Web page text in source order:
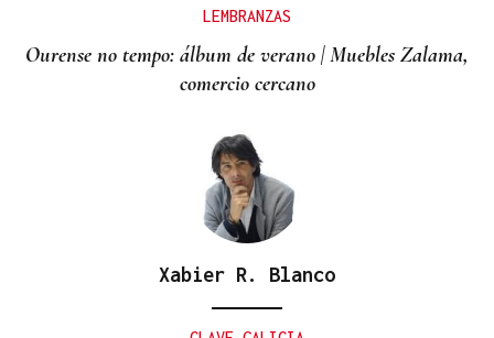
LEMBRANZAS
Ourense no tempo: álbum de verano | Muebles Zalama,
comercio cercano
Xabier R. Blanco